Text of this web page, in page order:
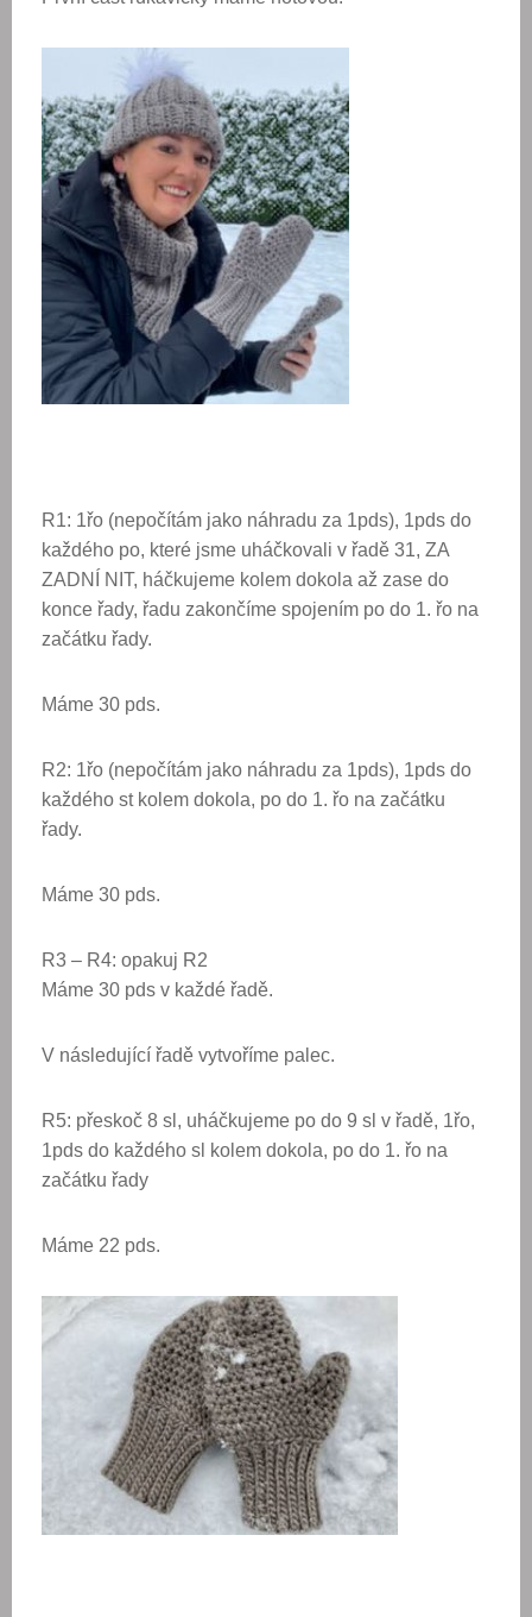
R1: 1řo (nepočítám jako náhradu za 1pds), 1pds do
každého po, které jsme uháčkovali v řadě 31, ZA
ZADNÍ NIT, háčkujeme kolem dokola až zase do
konce řady, řadu zakončíme spojením po do 1. řo na
začátku řady.
Máme 30 pds.
R2: 1řo (nepočítám jako náhradu za 1pds), 1pds do
každého st kolem dokola, po do 1. řo na začátku
řady.
Máme 30 pds.
R3 – R4: opakuj R2
Máme 30 pds v každé řadě.
V následující řadě vytvoříme palec.
R5: přeskoč 8 sl, uháčkujeme po do 9 sl v řadě, 1řo,
1pds do každého sl kolem dokola, po do 1. řo na
začátku řady
Máme 22 pds.